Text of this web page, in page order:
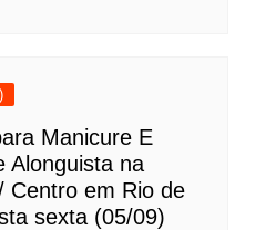
Manicure E
Alonguista na
Centro em Rio de
sexta (05/09)